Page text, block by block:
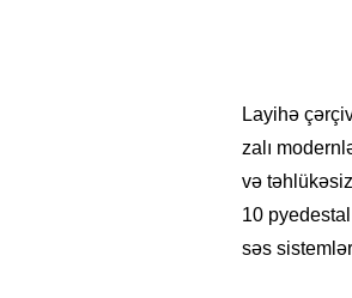
Layihə
zalı
və
10
səs